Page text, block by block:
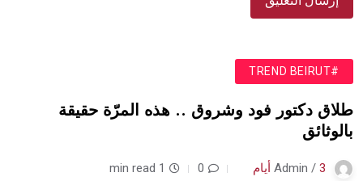
#TREND BEIRUT
طلاق دكتور فود وشروق .. هذه المرّة حقيقة
بالوثائق
Admin / 3 أيام 0
1 min read